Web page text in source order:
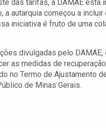
das tarifas, a DAMAE
a autarquia começou a
iniciativa é fruto de uma
divulgadas pelo
as medidas de
no Termo de Ajustamento
de Minas Gerais.